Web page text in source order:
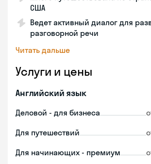
США
Ведет активный диалог для
разговорной речи
Читать дальше
Услуги и цены
Английский язык
Деловой - для бизнеса
Для путешествий
Для начинающих - премиум